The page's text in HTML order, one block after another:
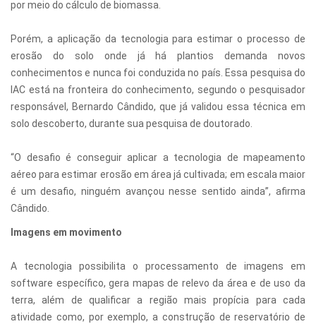
por meio do cálculo de biomassa.
Porém, a aplicação da tecnologia para estimar o processo de
erosão do solo onde já há plantios demanda novos
conhecimentos e nunca foi conduzida no país. Essa pesquisa do
IAC está na fronteira do conhecimento, segundo o pesquisador
responsável, Bernardo Cândido, que já validou essa técnica em
solo descoberto, durante sua pesquisa de doutorado.
“O desafio é conseguir aplicar a tecnologia de mapeamento
aéreo para estimar erosão em área já cultivada; em escala maior
é um desafio, ninguém avançou nesse sentido ainda”, afirma
Cândido.
Imagens em movimento
A tecnologia possibilita o processamento de imagens em
software específico, gera mapas de relevo da área e de uso da
terra, além de qualificar a região mais propícia para cada
atividade como, por exemplo, a construção de reservatório de